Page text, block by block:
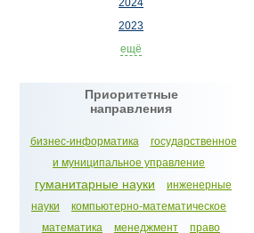
2024
2023
ещё
Приоритетные
направления
бизнес-информатика
государственное
и муниципальное управление
гуманитарные науки
инженерные
науки
компьютерно-математическое
математика
менеджмент
право